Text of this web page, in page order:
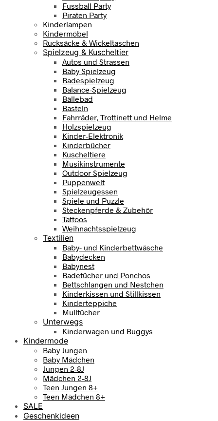
Fussball Party
Piraten Party
Kinderlampen
Kindermöbel
Rucksäcke & Wickeltaschen
Spielzeug & Kuscheltier
Autos und Strassen
Baby Spielzeug
Badespielzeug
Balance-Spielzeug
Bällebad
Basteln
Fahrräder, Trottinett und Helme
Holzspielzeug
Kinder-Elektronik
Kinderbücher
Kuscheltiere
Musikinstrumente
Outdoor Spielzeug
Puppenwelt
Spielzeugessen
Spiele und Puzzle
Steckenpferde & Zubehör
Tattoos
Weihnachtsspielzeug
Textilien
Baby- und Kinderbettwäsche
Babydecken
Babynest
Badetücher und Ponchos
Bettschlangen und Nestchen
Kinderkissen und Stillkissen
Kinderteppiche
Mulltücher
Unterwegs
Kinderwagen und Buggys
Kindermode
Baby Jungen
Baby Mädchen
Jungen 2-8J
Mädchen 2-8J
Teen Jungen 8+
Teen Mädchen 8+
SALE
Geschenkideen